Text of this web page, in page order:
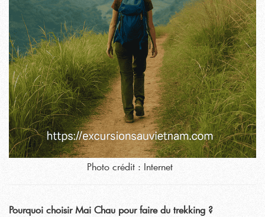
Photo crédit : Internet
Pourquoi choisir Mai Chau pour faire du trekking ?